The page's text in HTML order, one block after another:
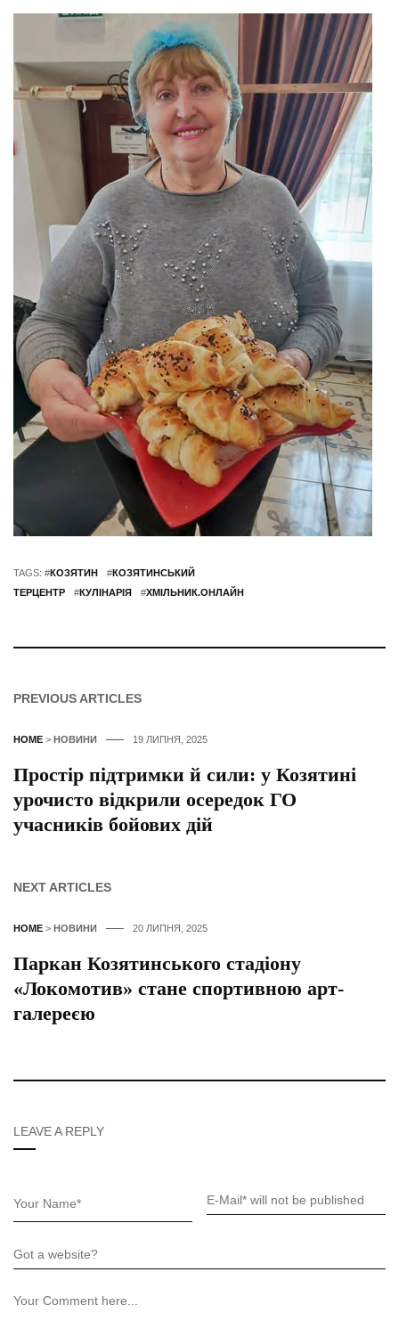
TAGS: #КОЗЯТИН #КОЗЯТИНСЬКИЙ
ТЕРЦЕНТР
#КУЛІНАРІЯ #ХМІЛЬНИК.ОНЛАЙН
PREVIOUS ARTICLES
HOME > НОВИНИ 19 ЛИПНЯ, 2025
Простір підтримки й сили: у Козятині
урочисто відкрили осередок ГО
учасників бойових дій
NEXT ARTICLES
HOME > НОВИНИ 20 ЛИПНЯ, 2025
Паркан Козятинського стадіону
«Локомотив» стане спортивною арт-
галереєю
LEAVE A REPLY